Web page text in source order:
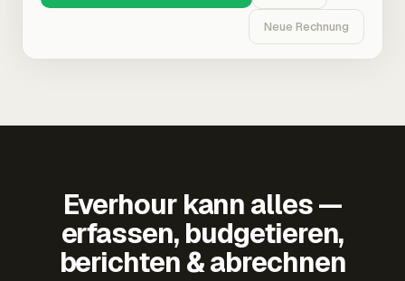
Neue Rechnung
Everhour kann alles —
erfassen, budgetieren,
berichten & abrechnen